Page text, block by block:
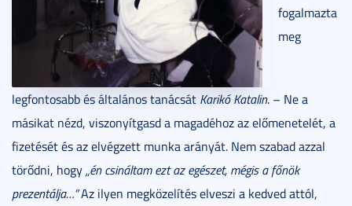
fogalmazta
meg
legfontosabb és általános tanácsát Karikó Katalin. – Ne a
másikat nézd, viszonyítgasd a magadéhoz az előmenetelét, a
fizetését és az elvégzett munka arányát. Nem szabad azzal
törődni, hogy„én csináltam ezt az egészet, mégis a főnök
prezentálja…”Az ilyen megközelítés elveszi a kedved attól,